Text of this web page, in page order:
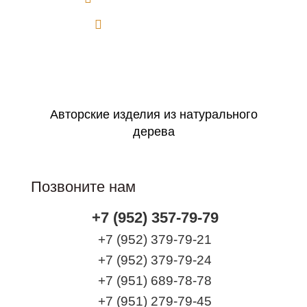
Авторские изделия из натурального
дерева
Позвоните нам
+7 (952) 357-79-79
+7 (952) 379-79-21
+7 (952) 379-79-24
+7 (951) 689-78-78
+7 (951) 279-79-45